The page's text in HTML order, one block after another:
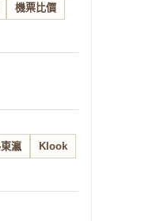
機票比價
瀛 Klook